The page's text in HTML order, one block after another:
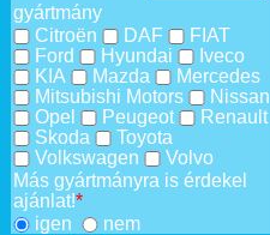
gyártmány
Citroën
DAF
FIAT
Ford
Hyundai
Iveco
KIA
Mazda
Mercedes
Mitsubishi Motors
Nissan
Opel
Peugeot
Renault
Skoda
Toyota
Volkswagen
Volvo
Más gyártmányra is érdekel
ajánlat!*
igen
nem